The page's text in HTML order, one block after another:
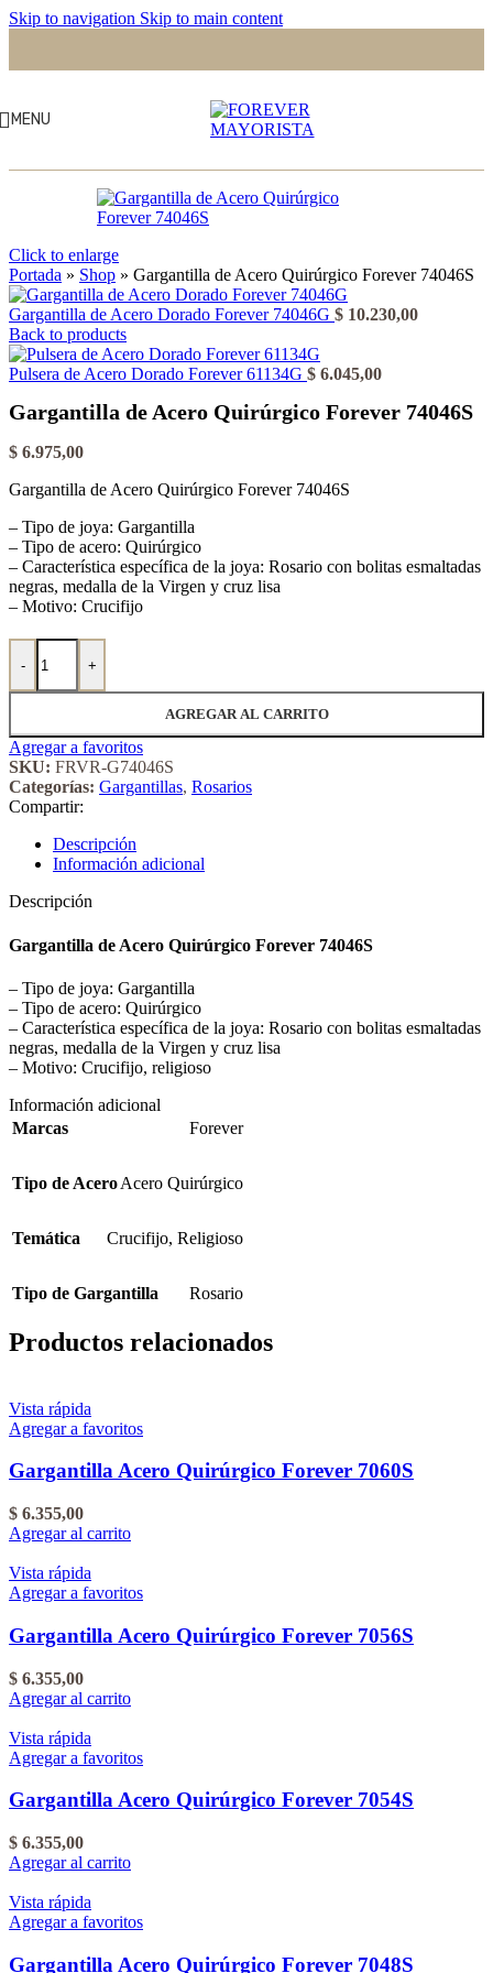
Skip to navigation Skip to main content
MENU
Click to enlarge
Portada » Shop » Gargantilla de Acero Quirúrgico Forever 74046S
Gargantilla de Acero Dorado Forever 74046G $ 10.230,00
Back to products
Pulsera de Acero Dorado Forever 61134G $ 6.045,00
Gargantilla de Acero Quirúrgico Forever 74046S
$ 6.975,00
Gargantilla de Acero Quirúrgico Forever 74046S
– Tipo de joya: Gargantilla
– Tipo de acero: Quirúrgico
– Característica específica de la joya: Rosario con bolitas esmaltadas
negras, medalla de la Virgen y cruz lisa
– Motivo: Crucifijo
-
Gargantilla de Acero Quirúrgico Forever 74046S cantidad
+
AGREGAR AL CARRITO
Agregar a favoritos
SKU: FRVR-G74046S
Categorías: Gargantillas, Rosarios
Compartir:
Descripción
Información adicional
Descripción
Gargantilla de Acero Quirúrgico Forever 74046S
– Tipo de joya: Gargantilla
– Tipo de acero: Quirúrgico
– Característica específica de la joya: Rosario con bolitas esmaltadas
negras, medalla de la Virgen y cruz lisa
– Motivo: Crucifijo, religioso
Información adicional
Marcas
Forever
Tipo de AceroAcero Quirúrgico
Temática Crucifijo, Religioso
Tipo de Gargantilla Rosario
Productos relacionados
Vista rápida
Agregar a favoritos
Gargantilla Acero Quirúrgico Forever 7060S
$ 6.355,00
Agregar al carrito
Vista rápida
Agregar a favoritos
Gargantilla Acero Quirúrgico Forever 7056S
$ 6.355,00
Agregar al carrito
Vista rápida
Agregar a favoritos
Gargantilla Acero Quirúrgico Forever 7054S
$ 6.355,00
Agregar al carrito
Vista rápida
Agregar a favoritos
Gargantilla Acero Quirúrgico Forever 7048S